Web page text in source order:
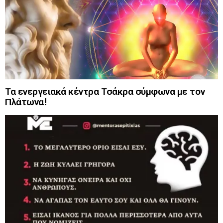
Τα ενεργειακά κέντρα Τσάκρα σύμφωνα με τον
Πλάτωνα!